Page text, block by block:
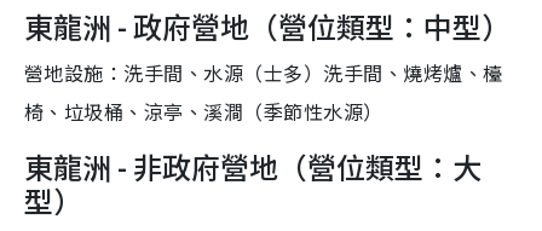
東龍洲 - 政府營地（營位類型：中型）
營地設施：洗手間、水源（士多）洗手間、燒烤爐、檯
椅、垃圾桶、涼亭、溪澗（季節性水源）
東龍洲 - 非政府營地（營位類型：大
型）